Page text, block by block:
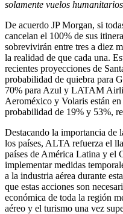
solamente vuelos
De acuerdo JP Morgan, si
cancelan el 100% de sus
sobrevivirán entre tres a diez
la realidad de que cada una.
recientes proyecciones de
probabilidad de quiebra para
70% para Azul y LATAM
Aeroméxico y Volaris están
probabilidad de 19% y 53%,
Destacando la importancia de
los países, ALTA refuerza el
países de América Latina y el
implementar medidas
a la industria aérea durante
que estas acciones son
económica de toda la región
aéreo y el turismo una vez